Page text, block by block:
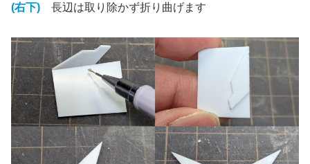
(右下) 長辺は取り除かず折り曲げます